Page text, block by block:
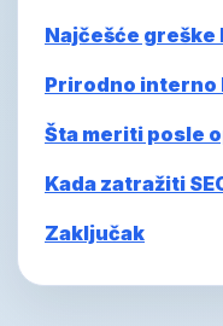
Najčešće
Prirodno interno
Šta meriti posle
Kada zatražiti
Zaključak